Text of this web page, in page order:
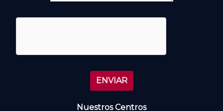
Nuestros Centros